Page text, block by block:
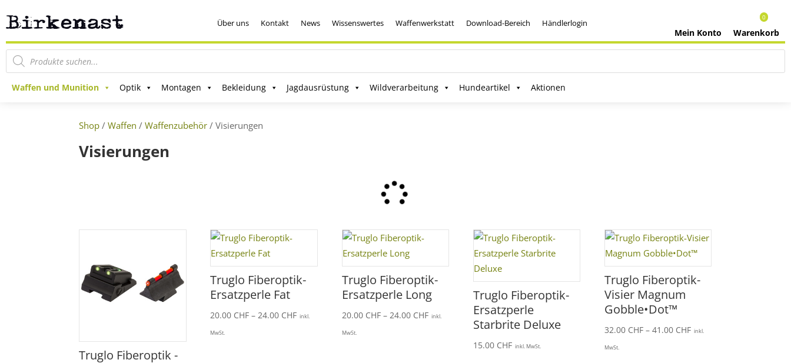
Über uns Kontakt News Wissenswertes Waffenwerkstatt Download-Bereich Händlerlogin
Warenkorb
0
Mein Konto
Products
search
Waffen und Munition Optik Montagen Bekleidung Jagdausrüstung Wildverarbeitung Hundeartikel Aktionen
Shop /Waffen /Waffenzubehör / Visierungen
Visierungen
Truglo Fiberoptik -
Truglo Fiberoptik-
Ersatzperle Fat
20.00 CHF – 24.00 CHFPreisspanne:
inkl.
MwSt.
Truglo Fiberoptik-
Ersatzperle Long
20.00 CHF – 24.00 CHFPreisspanne:
inkl.
MwSt.
Truglo Fiberoptik-
Ersatzperle
Starbrite Deluxe
15.00 CHF inkl. MwSt.
Truglo Fiberoptik-
Visier Magnum
Gobble•Dot™
32.00 CHF – 41.00 CHFPreisspanne:
inkl.
MwSt.